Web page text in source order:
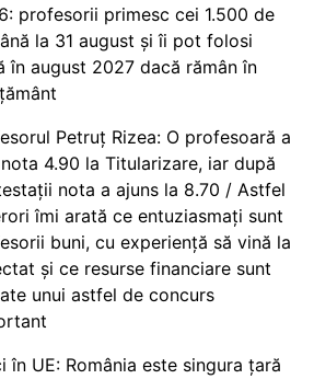
profesorii primesc cei 1.500 de
la 31 august și îi pot folosi
în august 2027 dacă rămân în
Petruț Rizea: O profesoară a
4.90 la Titularizare, iar după
nota a ajuns la 8.70 / Astfel
îmi arată ce entuziasmați sunt
buni, cu experiență să vină la
și ce resurse financiare sunt
unui astfel de concurs
în UE: România este singura țară